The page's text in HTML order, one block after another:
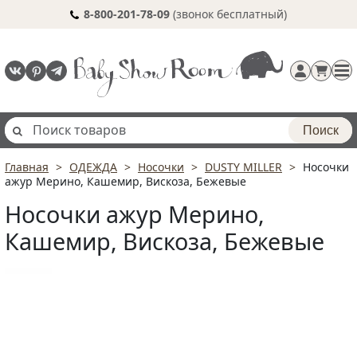
8-800-201-78-09 (звонок бесплатный)
Регистрация
Поиск
Главная ОДЕЖДА Носочки DUSTY MILLER
Носочки
ажур Мерино, Кашемир, Вискоза, Бежевые
Носочки ажур Мерино,
Кашемир, Вискоза, Бежевые